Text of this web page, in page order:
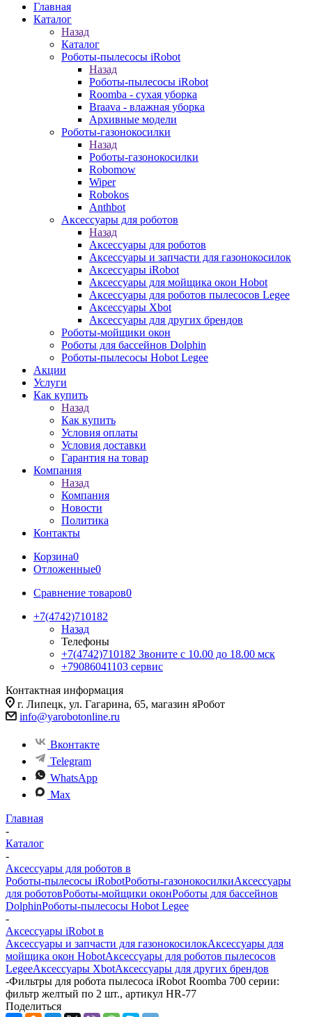
Главная
Каталог
Назад
Каталог
Роботы-пылесосы iRobot
Назад
Роботы-пылесосы iRobot
Roomba - сухая уборка
Braava - влажная уборка
Архивные модели
Роботы-газонокосилки
Назад
Роботы-газонокосилки
Robomow
Wiper
Robokos
Anthbot
Аксессуары для роботов
Назад
Аксессуары для роботов
Аксессуары и запчасти для газонокосилок
Аксессуары iRobot
Аксессуары для мойщика окон Hobot
Аксессуары для роботов пылесосов Legee
Аксессуары Xbot
Аксессуары для других брендов
Роботы-мойщики окон
Роботы для бассейнов Dolphin
Роботы-пылесосы Hobot Legee
Акции
Услуги
Как купить
Назад
Как купить
Условия оплаты
Условия доставки
Гарантия на товар
Компания
Назад
Компания
Новости
Политика
Контакты
Корзина0
Отложенные0
Сравнение товаров0
+7(4742)710182
Назад
Телефоны
+7(4742)710182 Звоните с 10.00 до 18.00 мск
+79086041103 сервис
Контактная информация
г. Липецк, ул. Гагарина, 65, магазин яРобот
info@yarobotonline.ru
Вконтакте
Telegram
WhatsApp
Max
Главная
-
Каталог
-
Аксессуары для роботов в
Роботы-пылесосы iRobotРоботы-газонокосилкиАксессуары
для роботовРоботы-мойщики оконРоботы для бассейнов
DolphinРоботы-пылесосы Hobot Legee
-
Аксессуары iRobot в
Аксессуары и запчасти для газонокосилокАксессуары для
мойщика окон HobotАксессуары для роботов пылесосов
LegeeАксессуары XbotАксессуары для других брендов
-Фильтры для робота пылесоса iRobot Roomba 700 серии:
фильтр желтый по 2 шт., артикул HR-77
Поделиться